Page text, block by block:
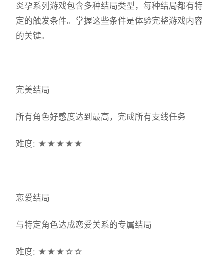
炎孕系列游戏包含多种结局类型，每种结局都有特
定的触发条件。掌握这些条件是体验完整游戏内容
的关键。
完美结局
所有角色好感度达到最高，完成所有支线任务
难度: ★★★★★
恋爱结局
与特定角色达成恋爱关系的专属结局
难度: ★★★☆☆